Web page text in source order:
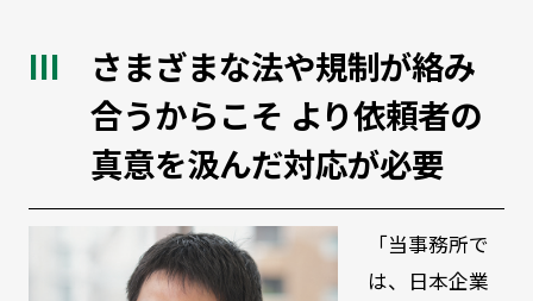
さまざまな法や規制が絡み
合うからこそ より依頼者の
真意を汲んだ対応が必要
「当事務所で
は、日本企業